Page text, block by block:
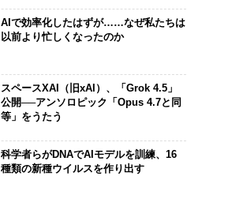
AIで効率化したはずが……なぜ私たちは
以前より忙しくなったのか
スペースXAI（旧xAI）、「Grok 4.5」
公開──アンソロピック「Opus 4.7と同
等」をうたう
科学者らがDNAでAIモデルを訓練、16
種類の新種ウイルスを作り出す